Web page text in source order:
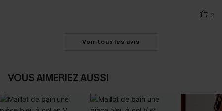
2
Voir tous les avis
VOUS AIMERIEZ AUSSI